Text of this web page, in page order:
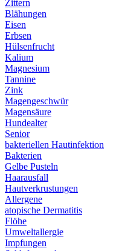
Zittern
Blähungen
Eisen
Erbsen
Hülsenfrucht
Kalium
Magnesium
Tannine
Zink
Magengeschwür
Magensäure
Hundealter
Senior
bakteriellen Hautinfektion
Bakterien
Gelbe Pusteln
Haarausfall
Hautverkrustungen
Allergene
atopische Dermatitis
Flöhe
Umweltallergie
Impfungen